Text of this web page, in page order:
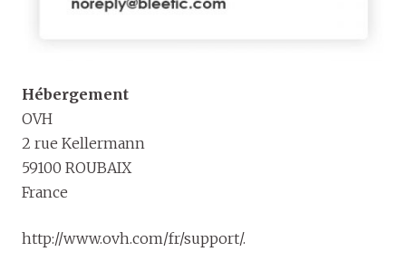
Hébergement
OVH
2 rue Kellermann
59100 ROUBAIX
France
http://www.ovh.com/fr/support/.